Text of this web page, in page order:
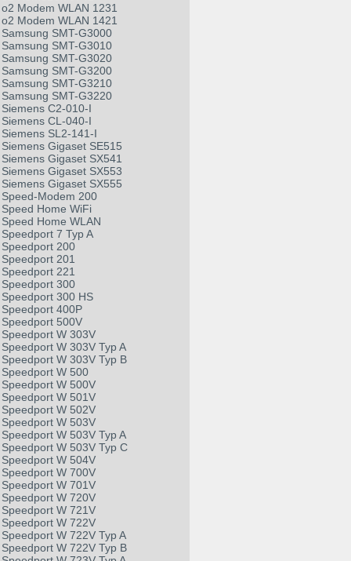
o2 Modem WLAN 1231
o2 Modem WLAN 1421
Samsung SMT-G3000
Samsung SMT-G3010
Samsung SMT-G3020
Samsung SMT-G3200
Samsung SMT-G3210
Samsung SMT-G3220
Siemens C2-010-I
Siemens CL-040-I
Siemens SL2-141-I
Siemens Gigaset SE515
Siemens Gigaset SX541
Siemens Gigaset SX553
Siemens Gigaset SX555
Speed-Modem 200
Speed Home WiFi
Speed Home WLAN
Speedport 7 Typ A
Speedport 200
Speedport 201
Speedport 221
Speedport 300
Speedport 300 HS
Speedport 400P
Speedport 500V
Speedport W 303V
Speedport W 303V Typ A
Speedport W 303V Typ B
Speedport W 500
Speedport W 500V
Speedport W 501V
Speedport W 502V
Speedport W 503V
Speedport W 503V Typ A
Speedport W 503V Typ C
Speedport W 504V
Speedport W 700V
Speedport W 701V
Speedport W 720V
Speedport W 721V
Speedport W 722V
Speedport W 722V Typ A
Speedport W 722V Typ B